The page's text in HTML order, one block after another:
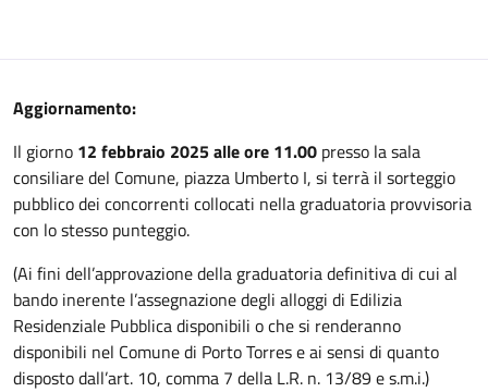
Aggiornamento:
Il giorno 12 febbraio 2025 alle ore 11.00 presso la sala
consiliare del Comune, piazza Umberto I, si terrà il sorteggio
pubblico dei concorrenti collocati nella graduatoria provvisoria
con lo stesso punteggio.
(Ai fini dell’approvazione della graduatoria definitiva di cui al
bando inerente l’assegnazione degli alloggi di Edilizia
Residenziale Pubblica disponibili o che si renderanno
disponibili nel Comune di Porto Torres e ai sensi di quanto
disposto dall’art. 10, comma 7 della L.R. n. 13/89 e s.m.i.)